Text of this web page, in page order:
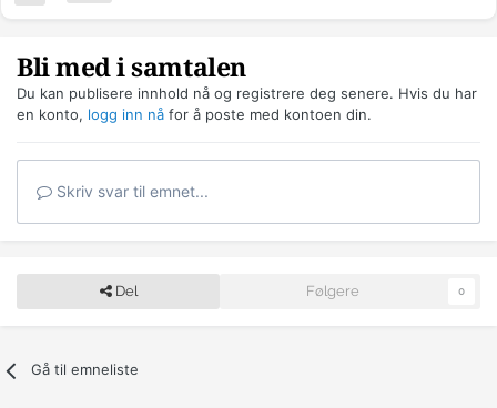
Bli med i samtalen
Du kan publisere innhold nå og registrere deg senere. Hvis du har
en konto, logg inn nå for å poste med kontoen din.
Skriv svar til emnet...
Del Følgere 0
Gå til emneliste